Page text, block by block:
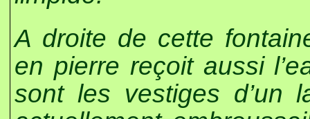
A droite de cette
en pierre reçoit aussi
sont les vestiges d’un